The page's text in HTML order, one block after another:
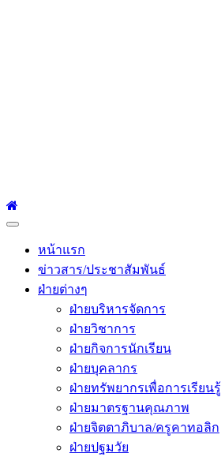
Primary
หน้าแรก
ข่าวสาร/ประชาสัมพันธ์
ฝ่ายต่างๆ
ฝ่ายบริหารจัดการ
ฝ่ายวิชาการ
ฝ่ายกิจการนักเรียน
ฝ่ายบุคลากร
ฝ่ายทรัพยากรเพื่อการเรียนรู้
ฝ่ายมาตรฐานคุณภาพ
ฝ่ายจิตตาภิบาล/ครูคาทอลิก
ฝ่ายปฐมวัย